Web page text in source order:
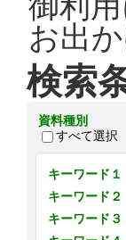
お出
検索
資料種別
すべて選択
キーワード１
キーワード２
キーワード３